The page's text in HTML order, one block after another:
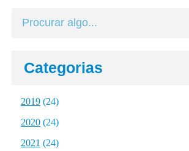
Categorias
2019(24)
2020(24)
2021 (24)